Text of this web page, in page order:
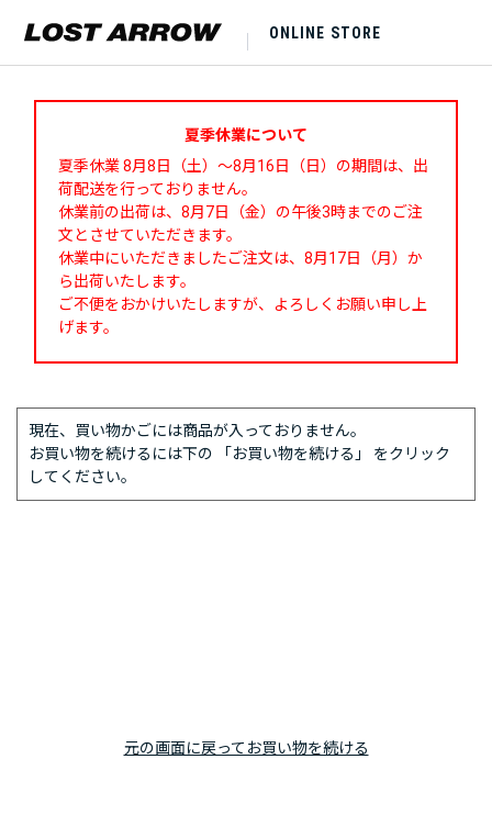
ONLINE STORE
夏季休業について
夏季休業 8月8日（土）～8月16日（日）の期間は、出
荷配送を行っておりません。
休業前の出荷は、8月7日（金）の午後3時までのご注
文とさせていただきます。
休業中にいただきましたご注文は、8月17日（月）か
ら出荷いたします。
ご不便をおかけいたしますが、よろしくお願い申し上
げます。
現在、買い物かごには商品が入っておりません。
お買い物を続けるには下の 「お買い物を続ける」 をクリック
してください。
元の画面に戻ってお買い物を続ける